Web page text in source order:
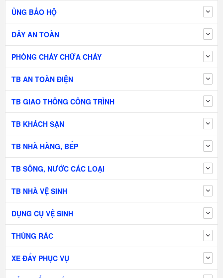
ỦNG BẢO HỘ
DÂY AN TOÀN
PHÒNG CHÁY CHỮA CHÁY
TB AN TOÀN ĐIỆN
TB GIAO THÔNG CÔNG TRÌNH
TB KHÁCH SẠN
TB NHÀ HÀNG, BẾP
TB SÔNG, NƯỚC CÁC LOẠI
TB NHÀ VỆ SINH
DỤNG CỤ VỆ SINH
THÙNG RÁC
XE ĐẨY PHỤC VỤ